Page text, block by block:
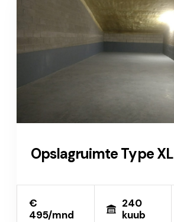
Opslagruimte Type XL
€
495/mnd
240
kuub